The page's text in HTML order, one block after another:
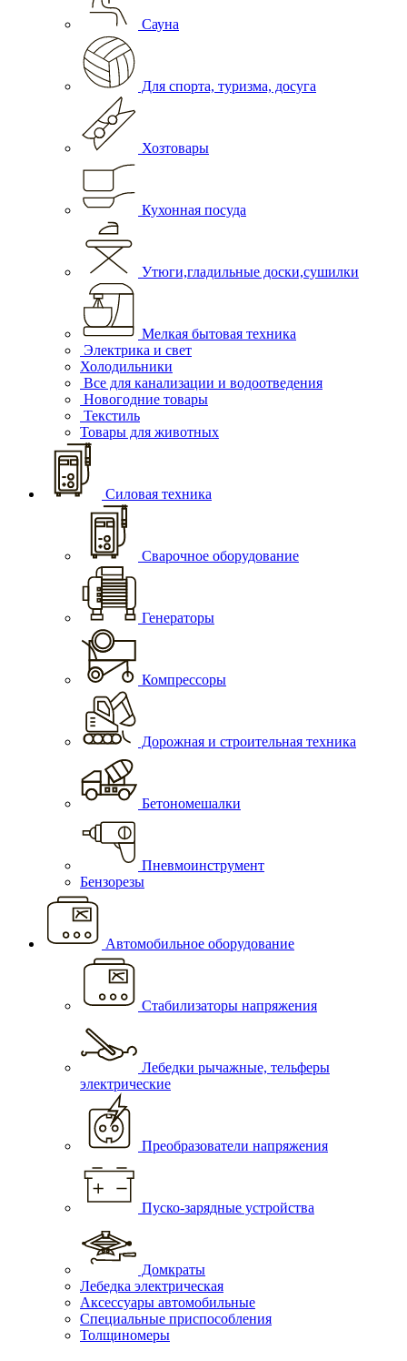
Сауна
Для спорта, туризма, досуга
Хозтовары
Кухонная посуда
Утюги,гладильные доски,сушилки
Мелкая бытовая техника
Электрика и свет
Холодильники
Все для канализации и водоотведения
Новогодние товары
Текстиль
Товары для животных
Силовая техника
Сварочное оборудование
Генераторы
Компрессоры
Дорожная и строительная техника
Бетономешалки
Пневмоинструмент
Бензорезы
Автомобильное оборудование
Стабилизаторы напряжения
Лебедки рычажные, тельферы
электрические
Преобразователи напряжения
Пуско-зарядные устройства
Домкраты
Лебедка электрическая
Аксессуары автомобильные
Специальные приспособления
Толщиномеры